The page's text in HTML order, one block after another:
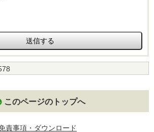
このページのトップへ
責事項・ダウンロード